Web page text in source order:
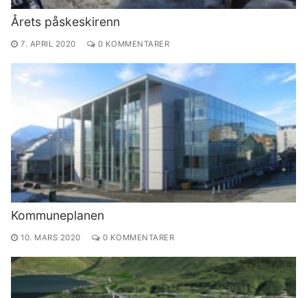
Årets påskeskirenn
7. APRIL 2020 0 KOMMENTARER
Kommuneplanen
10. MARS 2020 0 KOMMENTARER